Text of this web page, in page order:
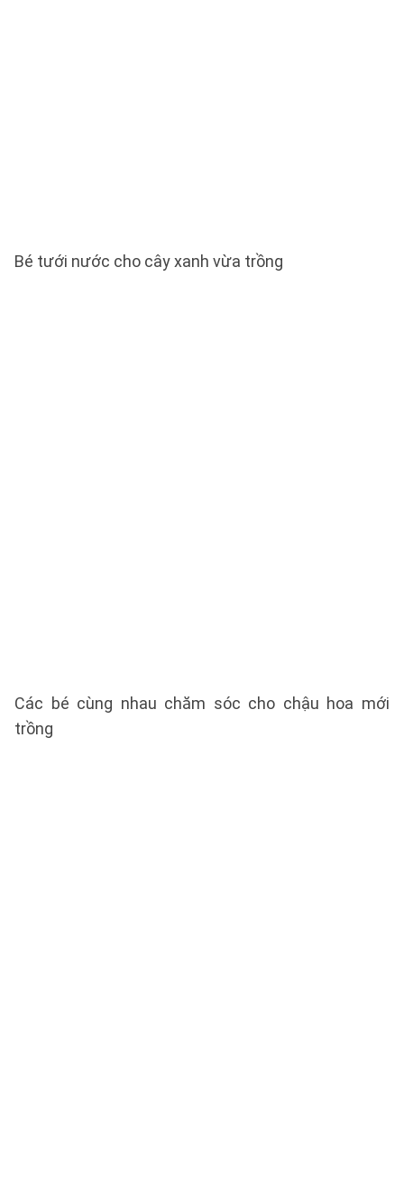
Bé tưới nước cho cây xanh vừa trồng
Các bé cùng nhau chăm sóc cho chậu hoa mới
trồng